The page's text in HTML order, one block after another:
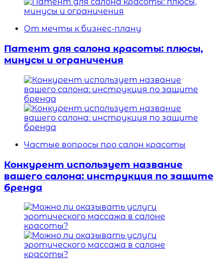
От мечты к бизнес-плану
Патент для салона красоты: плюсы,
минусы и ограничения
Частые вопросы про салон красоты
Конкурент использует название
вашего салона: инструкция по защите
бренда